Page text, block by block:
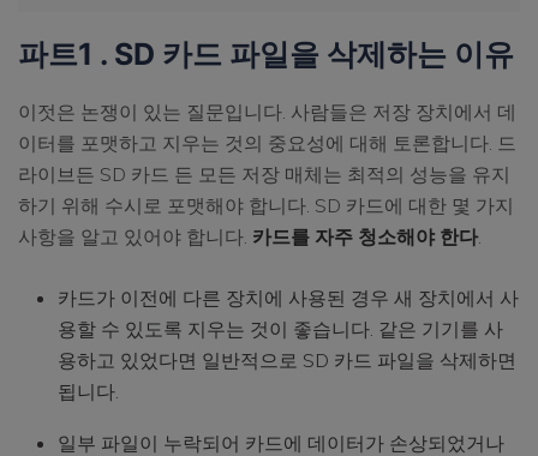
파트1 . SD 카드 파일을 삭제하는 이유
이젓은 논쟁이 있는 질문입니다. 사람들은 저장 장치에서 데
이터를 포맷하고 지우는 것의 중요성에 대해 토론합니다. 드
라이브든 SD 카드 든 모든 저장 매체는 최적의 성능을 유지
하기 위해 수시로 포맷해야 합니다. SD 카드에 대한 몇 가지
사항을 알고 있어야 합니다. 카드를 자주 청소해야 한다.
카드가 이전에 다른 장치에 사용된 경우 새 장치에서 사
용할 수 있도록 지우는 것이 좋습니다. 같은 기기를 사
용하고 있었다면 일반적으로 SD 카드 파일을 삭제하면
됩니다.
일부 파일이 누락되어 카드에 데이터가 손상되었거나